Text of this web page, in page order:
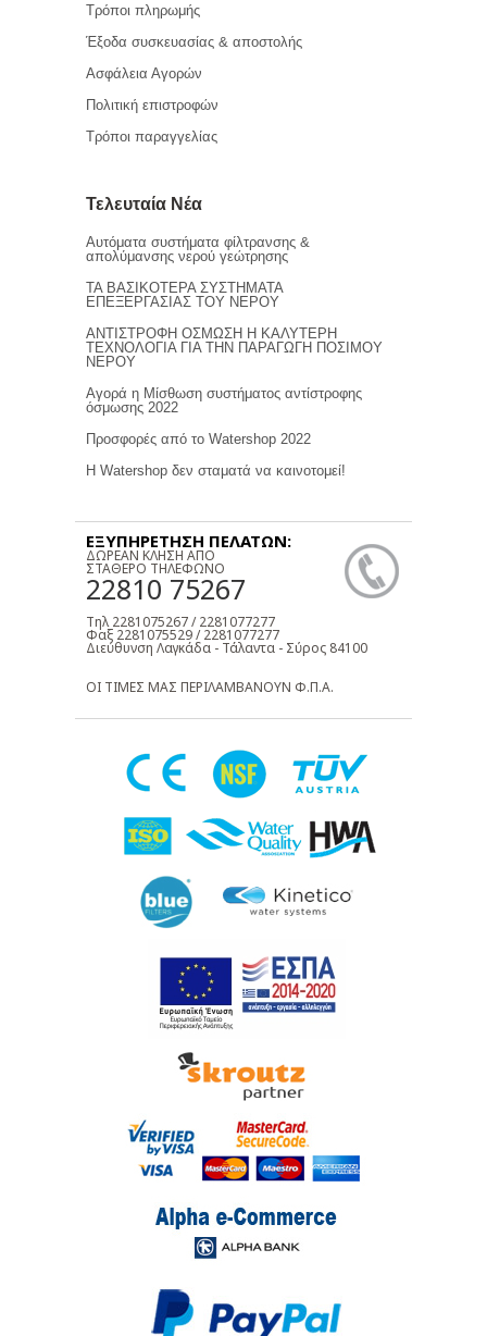
Τρόποι πληρωμής
Έξοδα συσκευασίας & αποστολής
Ασφάλεια Αγορών
Πολιτική επιστροφών
Τρόποι παραγγελίας
Τελευταία Νέα
Αυτόματα συστήματα φίλτρανσης &
απολύμανσης νερού γεώτρησης
ΤΑ ΒΑΣΙΚΟΤΕΡΑ ΣΥΣΤΗΜΑΤΑ
ΕΠΕΞΕΡΓΑΣΙΑΣ ΤΟΥ ΝΕΡΟΥ
ΑΝΤΙΣΤΡΟΦΗ ΟΣΜΩΣΗ Η ΚΑΛΥΤΕΡΗ
ΤΕΧΝΟΛΟΓΙΑ ΓΙΑ ΤΗΝ ΠΑΡΑΓΩΓΗ ΠΟΣΙΜΟΥ
ΝΕΡΟΥ
Αγορά η Μίσθωση συστήματος αντίστροφης
όσμωσης 2022
Προσφορές από το Watershop 2022
Η Watershop δεν σταματά να καινοτομεί!
ΕΞΥΠΗΡΕΤΗΣΗ ΠΕΛΑΤΩΝ:
ΔΩΡΕΑΝ ΚΛΗΣΗ ΑΠΟ
ΣΤΑΘΕΡΟ ΤΗΛΕΦΩΝΟ
22810 75267
Τηλ 2281075267 / 2281077277
Φαξ 2281075529 / 2281077277
Διεύθυνση Λαγκάδα - Τάλαντα - Σύρος 84100
ΟΙ ΤΙΜΕΣ ΜΑΣ ΠΕΡΙΛΑΜΒΑΝΟΥΝ Φ.Π.Α.